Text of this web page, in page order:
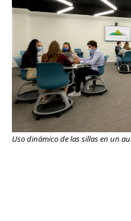
Uso dinámico de las sillas en un